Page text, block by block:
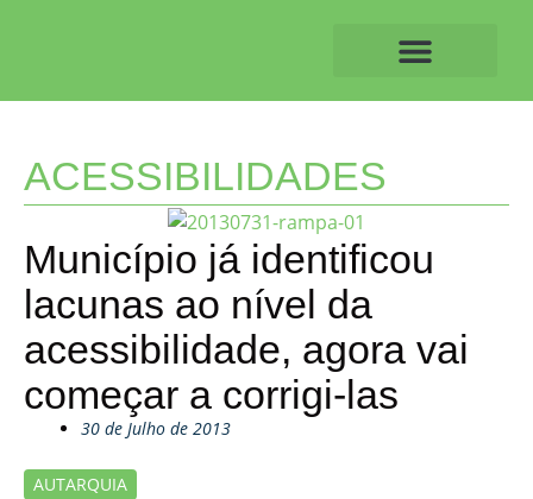
ACESSIBILIDADES
Município já identificou
lacunas ao nível da
acessibilidade, agora vai
começar a corrigi-las
30 de Julho de 2013
AUTARQUIA